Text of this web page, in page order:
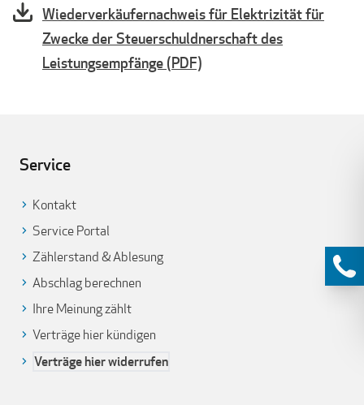
Wiederverkäufernachweis für Elektrizität für
Zwecke der Steuerschuldnerschaft des
Leistungsempfänge (PDF)
Service
Kontakt
Service Portal
Zählerstand & Ablesung
Abschlag berechnen
Ihre Meinung zählt
Verträge hier kündigen
Verträge hier widerrufen